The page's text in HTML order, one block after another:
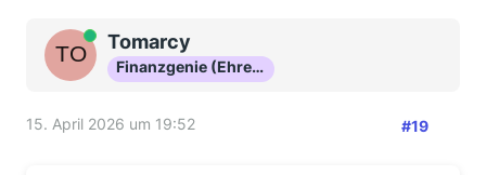
OnlineTomarcy
Finanzgenie (Ehrenmitglied)
15. April 2026 um 19:52 #19